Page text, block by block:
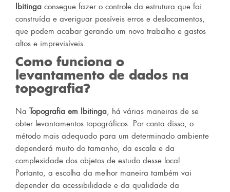
Ibitinga consegue fazer o controle da estrutura que foi
construída e averiguar possíveis erros e deslocamentos,
que podem acabar gerando um novo trabalho e gastos
altos e imprevisíveis.
Como funciona o
levantamento de dados na
topografia?
Na Topografia em Ibitinga, há várias maneiras de se
obter levantamentos topográficos. Por conta disso, o
método mais adequado para um determinado ambiente
dependerá muito do tamanho, da escala e da
complexidade dos objetos de estudo desse local.
Portanto, a escolha da melhor maneira também vai
depender da acessibilidade e da qualidade da